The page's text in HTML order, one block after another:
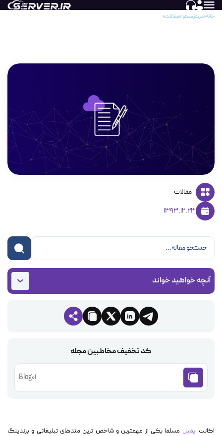
خانه مرکز محتوا مقالات
مقالات
1393.12.23
آنچه خواهید خواند
کد تخفیف مخاطبین مجله
Blog01
اکانت ایمیل مسلما یکی از مهمترین و شاخص ترین متدهای تبلیغاتی و برندینگ